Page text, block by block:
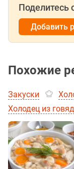
Поделитесь
Добавить
Похожие
Закуски
Холодец из